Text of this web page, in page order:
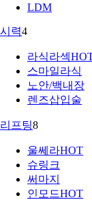
LDM
시력4
라식라섹
스마일라식
노안/백내장
렌즈삽입술
리프팅8
울쎄라HOT
슈링크
써마지
인모드HOT